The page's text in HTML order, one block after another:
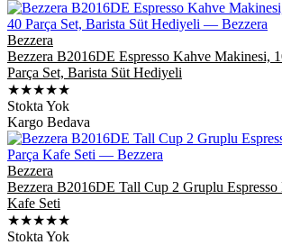
Bezzera
Bezzera B2016DE Espresso Kahve Makinesi,
Parça Set, Barista Süt Hediyeli
★★★★★
Stokta Yok
Kargo Bedava
Bezzera
Bezzera B2016DE Tall Cup 2 Gruplu Espresso
Kafe Seti
★★★★★
Stokta Yok